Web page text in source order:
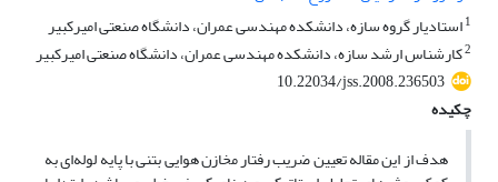
1استادیار گروه سازه، دانشکده مهندسی عمران، دانشگاه صنعتی امیرکبیر
2کارشناس ارشد سازه، دانشکده مهندسی عمران، دانشگاه صنعتی امیرکبیر
10.22034/jss.2008.236503
چکیده
هدف از این مقاله تعیین ضریب رفتار مخازن هوایی بتنی با پایه لوله‌ای به